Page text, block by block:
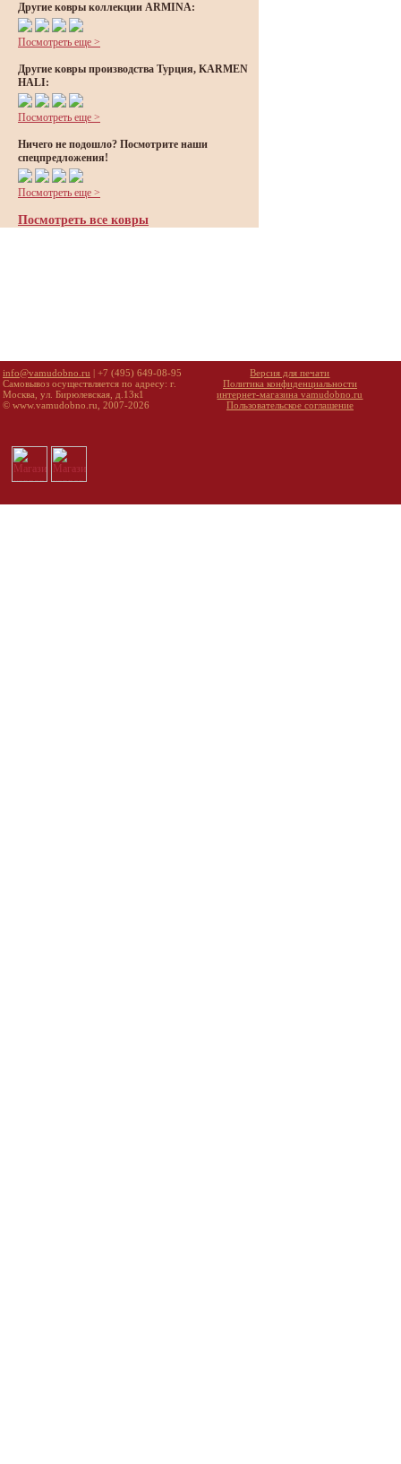
Другие ковры коллекции ARMINA:
Посмотреть еще >
Другие ковры производства Турция, KARMEN
HALI:
Посмотреть еще >
Ничего не подошло? Посмотрите наши
спецпредложения!
Посмотреть еще >
Посмотреть все ковры
info@vamudobno.ru | +7 (495) 649-08-95
Самовывоз осуществляется по адресу: г.
Москва, ул. Бирюлевская, д.13к1
© www.vamudobno.ru, 2007-2026
Версия для печати
Политика конфиденциальности
интернет-магазина vamudobno.ru
Пользовательское соглашение